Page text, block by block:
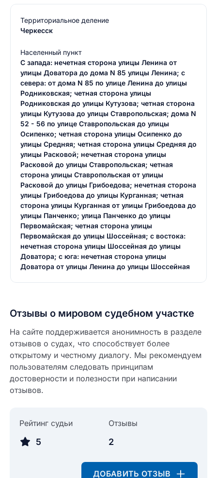
Территориальное деление
Черкесск
Населенный пункт
С запада: нечетная сторона улицы Ленина от
улицы Доватора до дома N 85 улицы Ленина; с
севера: от дома N 85 по улице Ленина до улицы
Родниковская; четная сторона улицы
Родниковская до улицы Кутузова; четная сторона
улицы Кутузова до улицы Ставропольская; дома N
52 - 56 по улице Ставропольская до улицы
Осипенко; четная сторона улицы Осипенко до
улицы Средняя; четная сторона улицы Средняя до
улицы Расковой; нечетная сторона улицы
Расковой до улицы Ставропольская; четная
сторона улицы Ставропольская от улицы
Расковой до улицы Грибоедова; нечетная сторона
улицы Грибоедова до улицы Курганная; четная
сторона улицы Курганная от улицы Грибоедова до
улицы Панченко; улица Панченко до улицы
Первомайская; четная сторона улицы
Первомайская до улицы Шоссейная; с востока:
нечетная сторона улицы Шоссейная до улицы
Доватора; с юга: нечетная сторона улицы
Доватора от улицы Ленина до улицы Шоссейная
Отзывы о мировом судебном участке
На сайте поддерживается анонимность в разделе
отзывов о судах, что способствует более
открытому и честному диалогу. Мы рекомендуем
пользователям следовать принципам
достоверности и полезности при написании
отзывов.
Рейтинг судьи
5
Отзывы
2
ДОБАВИТЬ ОТЗЫВ
Введите свое имя
Введите свой номер телефона